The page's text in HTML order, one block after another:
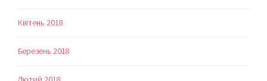
Квітень 2018
Березень 2018